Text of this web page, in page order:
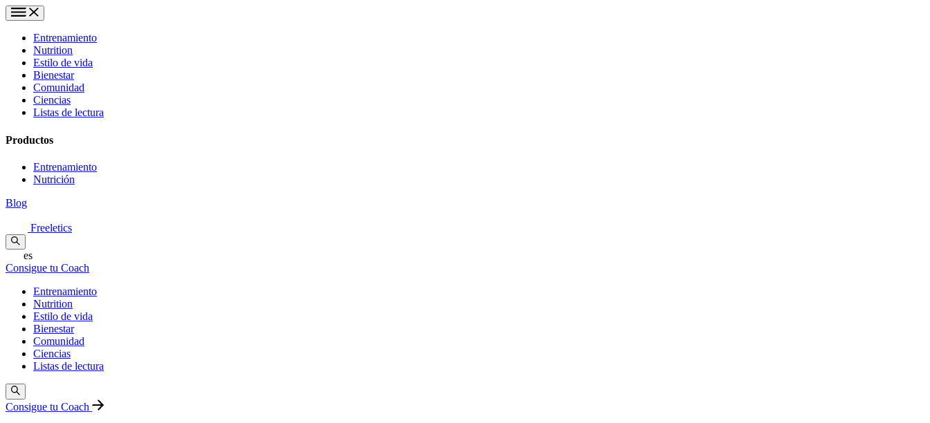
Entrenamiento
Nutrition
Estilo de vida
Bienestar
Comunidad
Ciencias
Listas de lectura
Productos
Entrenamiento
Nutrición
Blog
Freeletics
es
Consigue tu Coach
Entrenamiento
Nutrition
Estilo de vida
Bienestar
Comunidad
Ciencias
Listas de lectura
Consigue tu Coach